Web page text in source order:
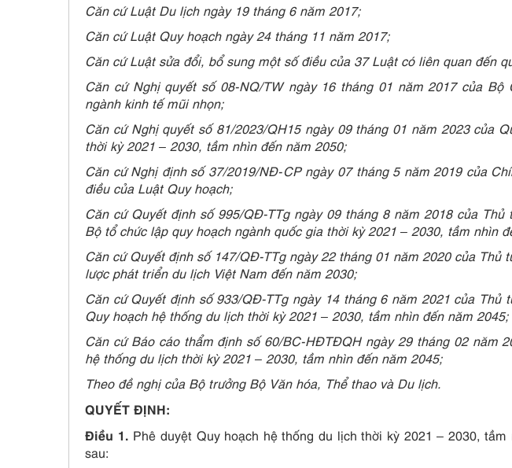
Căn cứ Luật Du lịch ngày 19 tháng 6 năm 2017;
Căn cứ Luật Quy hoạch ngày 24 tháng 11 năm 2017;
Căn cứ Luật sửa đổi, bổ sung một số điều của 37 Luật có liên quan đến
Căn cứ Nghị quyết số 08-NQ/TW ngày 16 tháng 01 năm 2017 của Bộ
ngành kinh tế mũi nhọn;
Căn cứ Nghị quyết số 81/2023/QH15 ngày 09 tháng 01 năm 2023 của
thời kỳ 2021 – 2030, tầm nhìn đến năm 2050;
Căn cứ Nghị định số 37/2019/NĐ-CP ngày 07 tháng 5 năm 2019 của
điều của Luật Quy hoạch;
Căn cứ Quyết định số 995/QĐ-TTg ngày 09 tháng 8 năm 2018 của
Bộ tổ chức lập quy hoạch ngành quốc gia thời kỳ 2021 – 2030, tầm nhìn
Căn cứ Quyết định số 147/QĐ-TTg ngày 22 tháng 01 năm 2020 của Thủ
lược phát triển du lịch Việt Nam đến năm 2030;
Căn cứ Quyết định số 933/QĐ-TTg ngày 14 tháng 6 năm 2021 của Thủ
Quy hoạch hệ thống du lịch thời kỳ 2021 – 2030, tầm nhìn đến năm 2045;
Căn cứ Báo cáo thẩm định số 60/BC-HĐTĐQH ngày 29 tháng 02 năm
hệ thống du lịch thời kỳ 2021 – 2030, tầm nhìn đến năm 2045;
Theo đề nghị của Bộ trưởng Bộ Văn hóa, Thể thao và Du lịch.
QUYẾT ĐỊNH:
Điều 1. Phê duyệt Quy hoạch hệ thống du lịch thời kỳ 2021 – 2030,
sau: